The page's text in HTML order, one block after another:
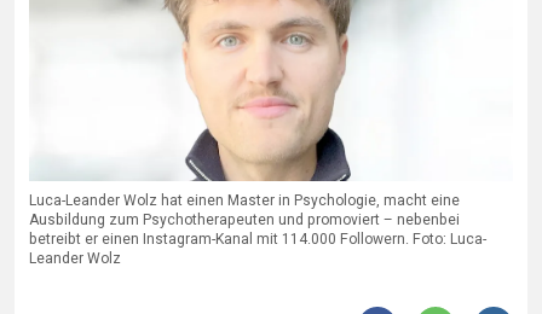
Luca-Leander Wolz hat einen Master in Psychologie, macht eine
Ausbildung zum Psychotherapeuten und promoviert – nebenbei
betreibt er einen Instagram-Kanal mit 114.000 Followern. Foto: Luca-
Leander Wolz